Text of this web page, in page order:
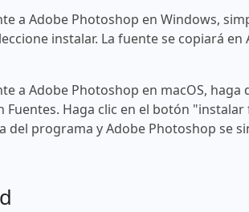
a Adobe Photoshop en Windows,
instalar. La fuente se copiará
a Adobe Photoshop en macOS, haga
Fuentes. Haga clic en el botón
del programa y Adobe Photoshop se